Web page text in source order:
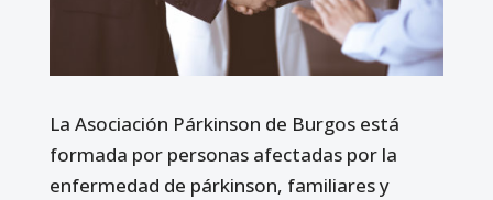
La Asociación Párkinson de Burgos está
formada por personas afectadas por la
enfermedad de párkinson, familiares y